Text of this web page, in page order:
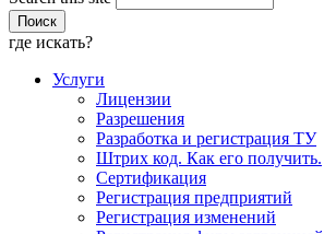
где искать?
Услуги
Лицензии
Разрешения
Разработка и регистрация ТУ
Штрих код. Как его получить.
Сертификация
Регистрация предприятий
Регистрация изменений